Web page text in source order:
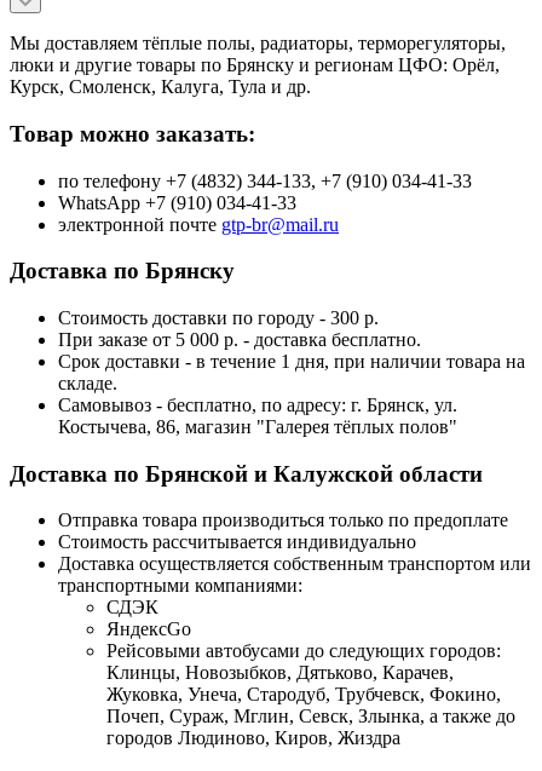
Мы доставляем тёплые полы, радиаторы, терморегуляторы,
люки и другие товары по Брянску и регионам ЦФО: Орёл,
Курск, Смоленск, Калуга, Тула и др.
Товар можно заказать:
по телефону +7 (4832) 344-133, +7 (910) 034-41-33
WhatsApp +7 (910) 034-41-33
электронной почте gtp-br@mail.ru
Доставка по Брянску
Стоимость доставки по городу - 300 р.
При заказе от 5 000 р. - доставка бесплатно.
Срок доставки - в течение 1 дня, при наличии товара на
складе.
Самовывоз - бесплатно, по адресу: г. Брянск, ул.
Костычева, 86, магазин "Галерея тёплых полов"
Доставка по Брянской и Калужской области
Отправка товара производиться только по предоплате
Стоимость рассчитывается индивидуально
Доставка осуществляется собственным транспортом или
транспортными компаниями:
СДЭК
ЯндексGo
Рейсовыми автобусами до следующих городов:
Клинцы, Новозыбков, Дятьково, Карачев,
Жуковка, Унеча, Стародуб, Трубчевск, Фокино,
Почеп, Сураж, Мглин, Севск, Злынка, а также до
городов Людиново, Киров, Жиздра